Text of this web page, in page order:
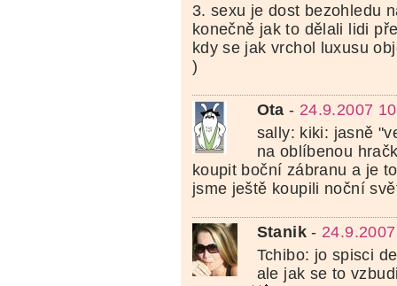
3. sexu je dost bezohledu
konečně jak to dělali lidi
kdy se jak vrchol luxusu
)
Ota - 24.9.2007
sally: kiki: jasně
na oblíbenou
koupit boční zábranu a je
jsme ještě koupili noční
Stanik-
Tchibo: jo spisci
ale jak se to